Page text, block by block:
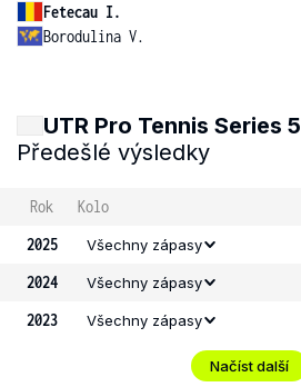
Fetecau I.
Borodulina V.
UTR Pro Tennis Series 5
Předešlé výsledky
Rok
Kolo
2025
Všechny zápasy
2024 Všechny zápasy
2023 Všechny zápasy
Načíst další